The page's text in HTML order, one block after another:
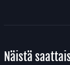
Näistä